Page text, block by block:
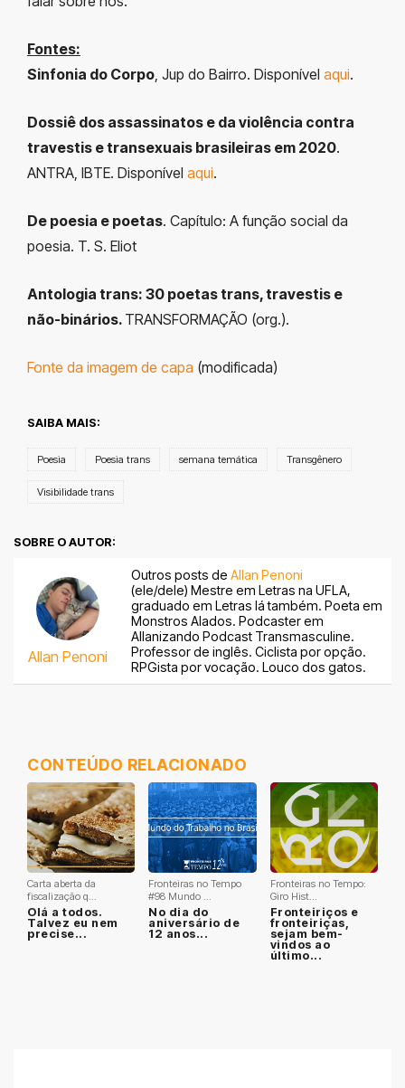
Fontes:
Sinfonia do Corpo , Jup do Bairro. Disponível aqui.
Dossiê dos assassinatos e da violência contra
travestis e transexuais brasileiras em 2020.
ANTRA, IBTE. Disponível aqui.
De poesia e poetas. Capítulo: A função social da
poesia. T. S. Eliot
Antologia trans: 30 poetas trans, travestis e
não-binários. TRANSFORMAÇÃO (org.).
Fonte da imagem de capa (modificada)
SAIBA MAIS:
Poesia Poesia trans semana temática Transgênero
Visibilidade trans
SOBRE O AUTOR:
Allan Penoni
Outros posts de Allan Penoni
(ele/dele) Mestre em Letras na UFLA,
graduado em Letras lá também. Poeta em
Monstros Alados. Podcaster em
Allanizando Podcast Transmasculine.
Professor de inglês. Ciclista por opção.
RPGista por vocação. Louco dos gatos.
CONTEÚDO RELACIONADO
Carta aberta da
fiscalização q...
Olá a todos.
Talvez eu nem
precise...
Fronteiras no Tempo
#98 Mundo ...
No dia do
aniversário de
12 anos...
Fronteiras no Tempo:
Giro Hist...
Fronteiriços e
fronteiriças,
sejam bem-
vindos ao
último...